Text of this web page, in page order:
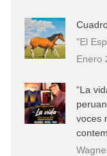
"El
Enero
“La
voces